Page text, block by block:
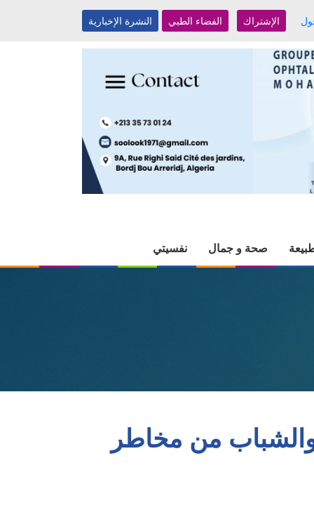
الإشتراك الفضاء الطبي النشرة الإخبارية
صحة و جمال نفسيتي
حماية الأطفال والشباب من مخاطر